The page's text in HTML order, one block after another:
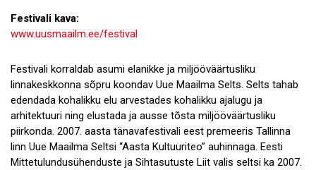
Festivali kava:
www.uusmaailm.ee/festival
Festivali korraldab asumi elanikke ja miljööväärtusliku
linnakeskkonna sõpru koondav Uue Maailma Selts. Selts tahab
edendada kohalikku elu arvestades kohalikku ajalugu ja
arhitektuuri ning elustada ja ausse tõsta miljööväärtusliku
piirkonda. 2007. aasta tänavafestivali eest premeeris Tallinna
linn Uue Maailma Seltsi “Aasta Kultuuriteo” auhinnaga. Eesti
Mittetulundusühenduste ja Sihtasutuste Liit valis seltsi ka 2007.